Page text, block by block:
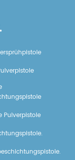
Pulverpistole